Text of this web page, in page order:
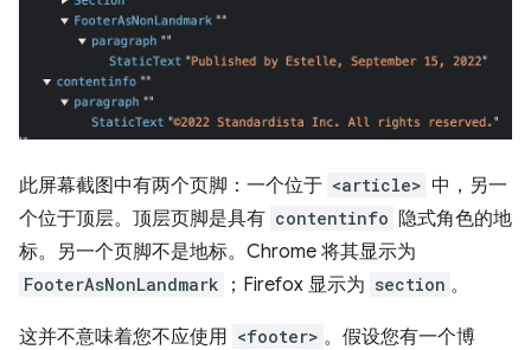
此屏幕截图中有两个页脚：一个位于 <article> 中，另一
个位于顶层。顶层页脚是具有 contentinfo 隐式角色的地
标。另一个页脚不是地标。Chrome 将其显示为
FooterAsNonLandmark ；Firefox 显示为 section 。
这并不意味着您不应使用 <footer> 。假设您有一个博